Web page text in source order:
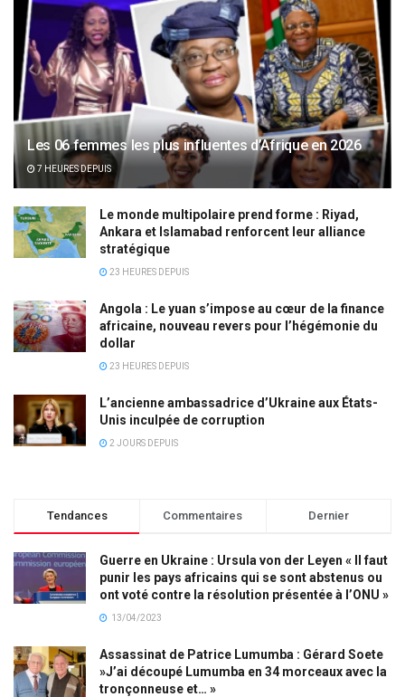
Les 06 femmes les plus influentes d’Afrique en 2026
7 HEURES DEPUIS
Le monde multipolaire prend forme : Riyad,
Ankara et Islamabad renforcent leur alliance
stratégique
23 HEURES DEPUIS
Angola : Le yuan s’impose au cœur de la finance
africaine, nouveau revers pour l’hégémonie du
dollar
23 HEURES DEPUIS
L’ancienne ambassadrice d’Ukraine aux États-
Unis inculpée de corruption
2 JOURS DEPUIS
Tendances Commentaires Dernier
Guerre en Ukraine : Ursula von der Leyen « Il faut
punir les pays africains qui se sont abstenus ou
ont voté contre la résolution présentée à l’ONU »
13/04/2023
Assassinat de Patrice Lumumba : Gérard Soete
»J’ai découpé Lumumba en 34 morceaux avec la
tronçonneuse et… »